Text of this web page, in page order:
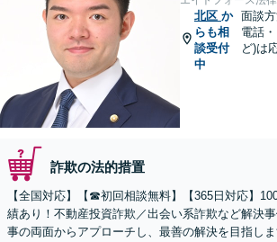
北区 か
らも相
談受付
中
面談方
電話
ど)は
詐欺の法的措置
【全国対応】【☎︎初回相談無料】【365日対応】
績あり！不動産投資詐欺／出会い系詐欺など解決
事の両面からアプローチし、最善の解決を目指しま